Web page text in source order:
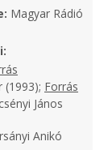
Magyar Rádió
(1993); Forrás
János
Anikó